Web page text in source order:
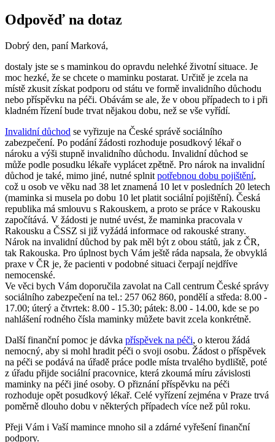
Odpověď na dotaz
Dobrý den, paní Marková,
dostaly jste se s maminkou do opravdu nelehké životní situace. Je
moc hezké, že se chcete o maminku postarat. Určitě je zcela na
místě zkusit získat podporu od státu ve formě invalidního důchodu
nebo příspěvku na péči. Obávám se ale, že v obou případech to i při
kladném řízení bude trvat nějakou dobu, než se vše vyřídí.
Invalidní důchod se vyřizuje na České správě sociálního
zabezpečení. Po podání žádosti rozhoduje posudkový lékař o
nároku a výši stupně invalidního důchodu. Invalidní důchod se
může podle posudku lékaře vyplácet zpětně. Pro nárok na invalidní
důchod je také, mimo jiné, nutné splnit potřebnou dobu pojištění,
což u osob ve věku nad 38 let znamená 10 let v posledních 20 letech
(maminka si musela po dobu 10 let platit sociální pojištění). Česká
republika má smlouvu s Rakouskem, a proto se práce v Rakousku
započítává. V žádosti je nutné uvést, že maminka pracovala v
Rakousku a ČSSZ si již vyžádá informace od rakouské strany.
Nárok na invalidní důchod by pak měl být z obou států, jak z ČR,
tak Rakouska. Pro úplnost bych Vám ještě ráda napsala, že obvyklá
praxe v ČR je, že pacienti v podobné situaci čerpají nejdříve
nemocenské.
Ve věci bych Vám doporučila zavolat na Call centrum České správy
sociálního zabezpečení na tel.: 257 062 860, pondělí a středa: 8.00 -
17.00; úterý a čtvrtek: 8.00 - 15.30; pátek: 8.00 - 14.00, kde se po
nahlášení rodného čísla maminky můžete bavit zcela konkrétně.
Další finanční pomoc je dávka příspěvek na péči, o kterou žádá
nemocný, aby si mohl hradit péči o svoji osobu. Žádost o příspěvek
na péči se podává na úřadě práce podle místa trvalého bydliště, poté
z úřadu přijde sociální pracovnice, která zkoumá míru závislosti
maminky na péči jiné osoby. O přiznání příspěvku na péči
rozhoduje opět posudkový lékař. Celé vyřízení zejména v Praze trvá
poměrně dlouho dobu v některých případech více než půl roku.
Přeji Vám i Vaší mamince mnoho sil a zdárné vyřešení finanční
podpory.